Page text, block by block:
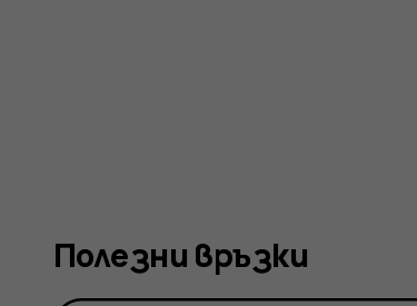
Полезни връзки